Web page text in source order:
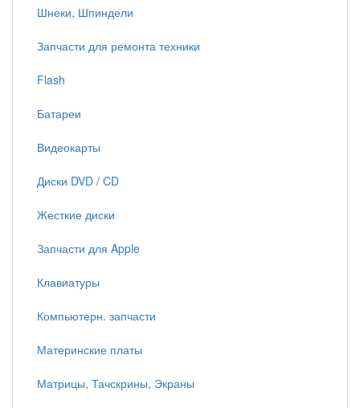
Шнеки, Шпиндели
Запчасти для ремонта техники
Flash
Батареи
Видеокарты
Диски DVD / CD
Жесткие диски
Запчасти для Apple
Клавиатуры
Компьютерн. запчасти
Материнские платы
Матрицы, Тачскрины, Экраны